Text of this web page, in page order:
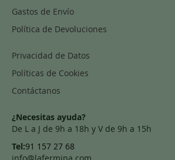
Gastos de Envío
Política de Devoluciones
Privacidad de Datos
Políticas de Cookies
Contáctanos
¿Necesitas ayuda?
De L a J de 9h a 18h y V de 9h a 15h
Tel:91 157 27 68
info@lafermina.com